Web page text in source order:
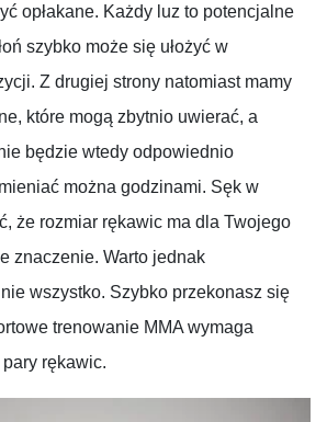
opłakane. Każdy luz to potencjalne
szybko może się ułożyć w
Z drugiej strony natomiast mamy
które mogą zbytnio uwierać, a
będzie wtedy odpowiednio
można godzinami. Sęk w
że rozmiar rękawic ma dla Twojego
znaczenie. Warto jednak
wszystko. Szybko przekonasz się
trenowanie MMA wymaga
rękawic.